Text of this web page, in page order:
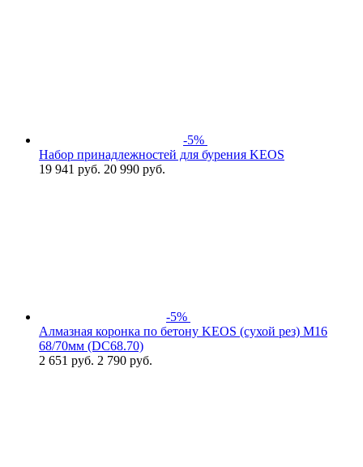
-5%
Набор принадлежностей для бурения KEOS
19 941 руб. 20 990 руб.
-5%
Алмазная коронка по бетону KEOS (сухой рез) М16
68/70мм (DC68.70)
2 651 руб. 2 790 руб.